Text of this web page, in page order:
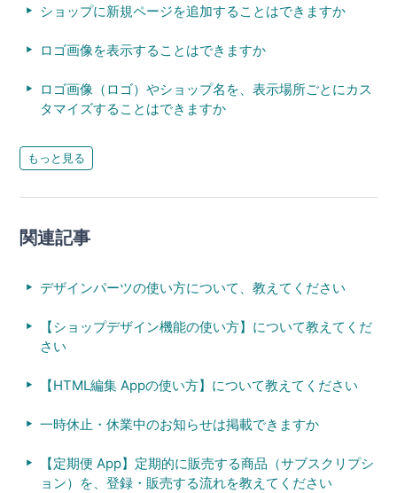
ショップに新規ページを追加することはできますか
ロゴ画像を表示することはできますか
ロゴ画像（ロゴ）やショップ名を、表示場所ごとにカス
タマイズすることはできますか
もっと見る
関連記事
デザインパーツの使い方について、教えてください
【ショップデザイン機能の使い方】について教えてくだ
さい
【HTML編集 Appの使い方】について教えてください
一時休止・休業中のお知らせは掲載できますか
【定期便 App】定期的に販売する商品（サブスクリプシ
ョン）を、登録・販売する流れを教えてください